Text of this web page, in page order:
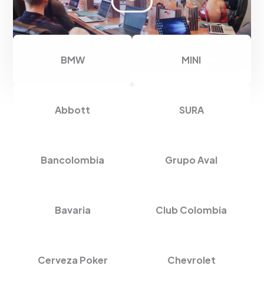
BMW MINI
Abbott SURA
Bancolombia Grupo Aval
Bavaria Club Colombia
Cerveza Poker Chevrolet